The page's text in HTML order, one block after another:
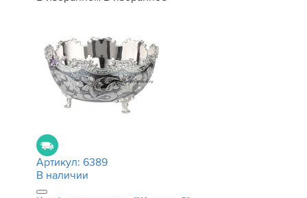
Артикул: 6389
В наличии